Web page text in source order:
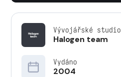
Vývojářské studio
Halogen team
Vydáno
2004